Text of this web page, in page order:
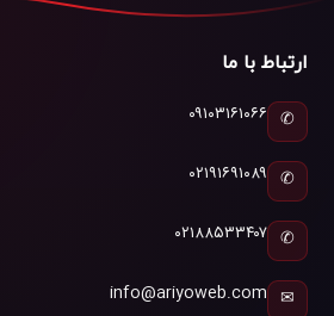
ارتباط با ما
✆ ۰۹۱۰۳۱۶۱۰۶۶
✆ ۰۲۱۹۱۶۹۱۰۸۹
✆ ۰۲۱۸۸۵۳۳۴۰۷
✉
info@ariyoweb.com